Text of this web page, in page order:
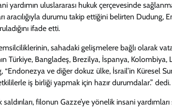
uluslararası hukuk çerçevesinde
aracılığıyla durumu takip ettiğini belirten Dudung,
ifade etti.
sahadaki gelişmelere bağlı olarak
Türkiye, Bangladeş, Brezilya, İspanya,
“Endonezya ve diğer dokuz ülke, İsrail’in Küresel
iş birliği yapmak için hazır durumdalar.” dedi.
filonun Gazze’ye yönelik insani